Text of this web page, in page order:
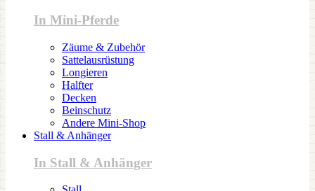
In Mini-Pferde
Zäume & Zubehör
Sattelausrüstung
Longieren
Halfter
Decken
Beinschutz
Andere Mini-Shop
Stall & Anhänger
In Stall & Anhänger